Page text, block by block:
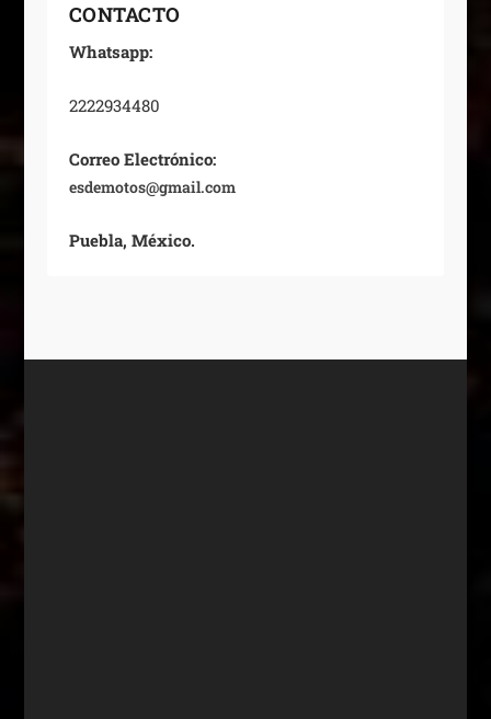
CONTACTO
Whatsapp:
2222934480
Correo Electrónico:
esdemotos@gmail.com
Puebla, México.